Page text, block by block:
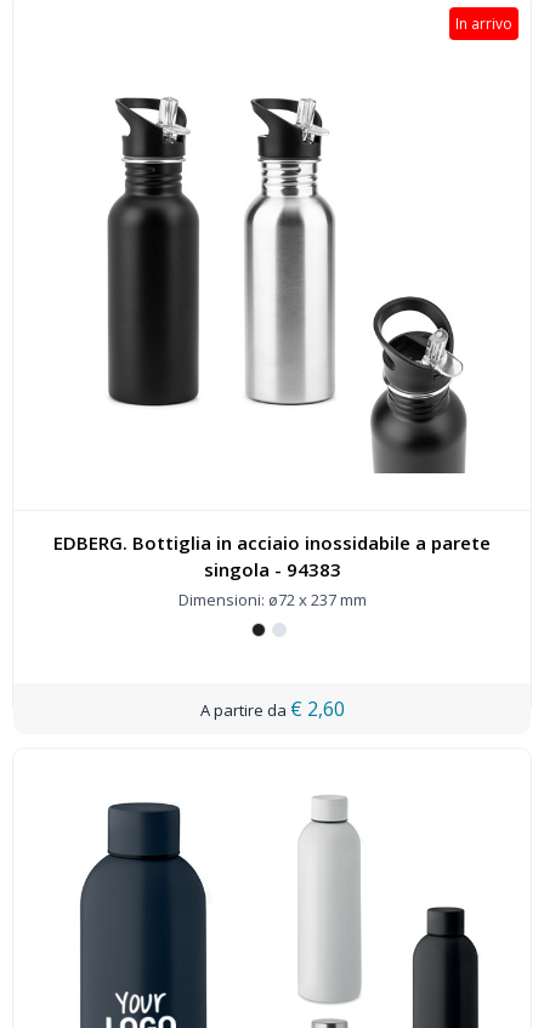
EDBERG. Bottiglia in acciaio inossidabile a parete
singola - 94383
In arrivo
Dimensioni: ø72 x 237 mm
€ 2,60